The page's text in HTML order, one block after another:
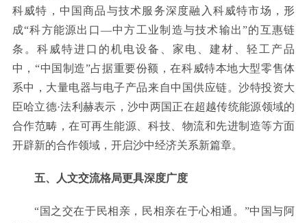
科威特，中国商品与技术服务深度融入科威特市场，形
成“科方能源出口—中方工业制造与技术输出”的互惠链
条。科威特进口的机电设备、家电、建材、轻工产品
中，“中国制造”占据重要份额，在科威特本地大型零售体
系中，大量电器与电子产品来自中国供应链。沙特投资大
臣哈立德·法利赫表示，沙中两国正在超越传统能源领域的
合作范畴，在可再生能源、科技、物流和先进制造等方面
开辟新的合作领域，开启沙中经济关系新篇章。
五、人文交流格局更具深度广度
“国之交在于民相亲，民相亲在于心相通。”中国与阿